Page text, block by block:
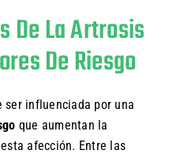
De La Artrosis
De Riesgo
ser influenciada por una
que aumentan la
afección. Entre las